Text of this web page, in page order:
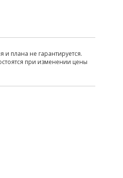
плана не гарантируется.
при изменении цены